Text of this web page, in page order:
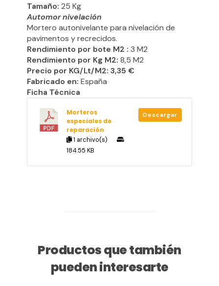
Tamaño: 25 Kg
Automor nivelación
Mortero autonivelante para nivelación de
pavimentos y recrecidos.
Rendimiento por bote M2 : 3 M2
Rendimiento por Kg M2: 8,5 M2
Precio por KG/Lt/M2: 3,35 €
Fabricado en: España
Ficha Técnica
Morteros
especiales de
reparación
1 archivo(s)
184.55 KB
Descargar
Productos que también
pueden interesarte